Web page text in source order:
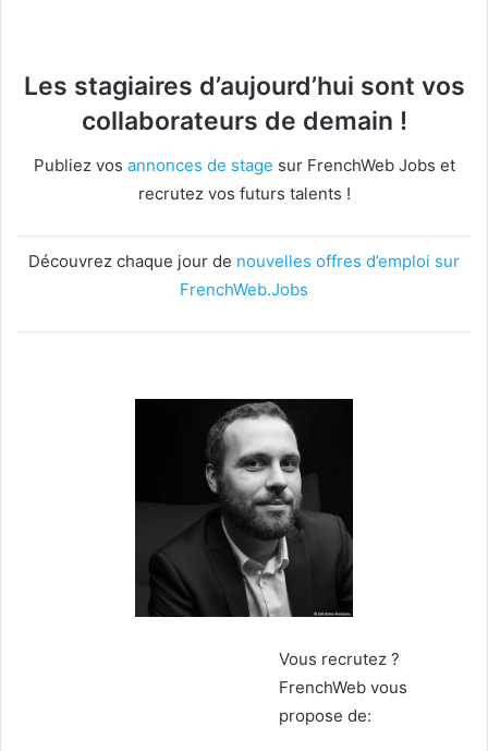
Les stagiaires d’aujourd’hui sont vos
collaborateurs de demain !
Publiez vos annonces de stage sur FrenchWeb Jobs et
recrutez vos futurs talents !
Découvrez chaque jour de nouvelles offres d’emploi sur
FrenchWeb.Jobs
Vous recrutez ?
FrenchWeb vous
propose de: